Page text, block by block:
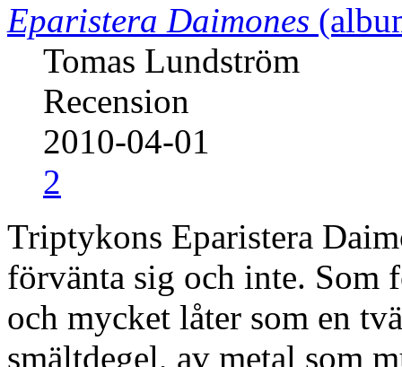
Eparistera Daimones
Tomas Lundström
Recension
2010-04-01
2
Triptykons Eparistera
förvänta sig och inte. Som
och mycket låter som en
smältdegel, av metal som